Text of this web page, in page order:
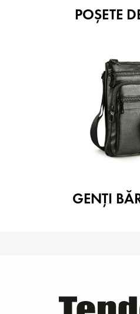
POŞETE
GENŢI